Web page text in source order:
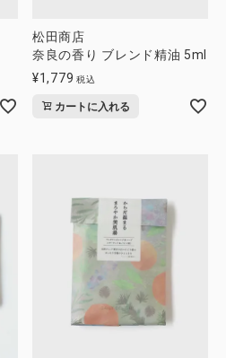
松田商店
奈良の香り ブレンド精油 5ml
¥1,779 税込
カートに入れる